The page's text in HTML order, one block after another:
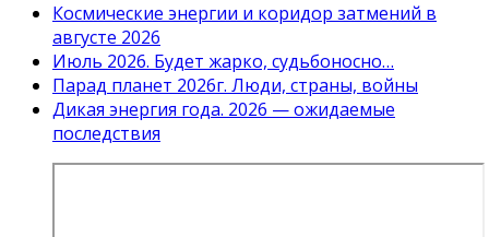
Космические энергии и коридор затмений в
августе 2026
Июль 2026. Будет жарко, судьбоносно…
Парад планет 2026г. Люди, страны, войны
Дикая энергия года. 2026 — ожидаемые
последствия